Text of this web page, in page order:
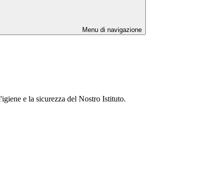
Menu di navigazione
e la sicurezza del Nostro Istituto.